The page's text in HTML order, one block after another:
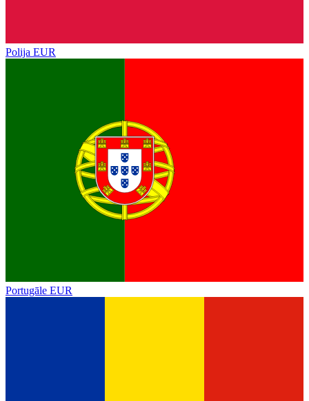
Polija EUR
Portugāle EUR